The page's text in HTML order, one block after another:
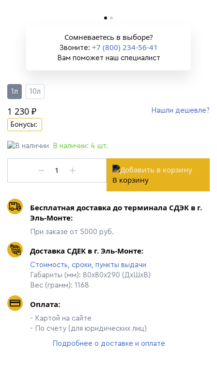
Сомневаетесь в выборе?
Звоните: +7 (800) 234-56-41
Вам поможет наш специалист
1л 10л
1 230 ₽
Нашли дешевле?
Бонусы:
В наличии: 4 шт.
В корзину
Бесплатная доставка до терминала СДЭК в г.
Эль-Монте:
При заказе от 5000 руб.
Доставка СДЕК в г. Эль-Монте:
Стоимость, сроки, пункты выдачи
Габариты (мм): 80х80х290 (ДхШхВ)
Вес (грамм): 1168
Оплата:
- Картой на сайте
- По счету (для юридических лиц)
Подробнее о доставке и оплате